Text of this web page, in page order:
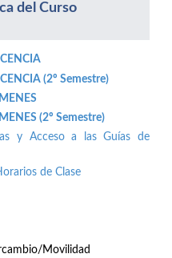
del Curso
(2º Semestre)
(2º Semestre)
y Acceso a las Guías de
de Clase
Movilidad